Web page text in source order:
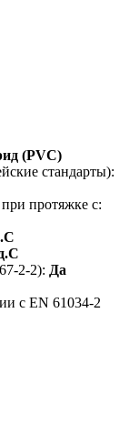
(PVC)
стандарты):
протяжке с:
2-2): Да
с EN 61034-2